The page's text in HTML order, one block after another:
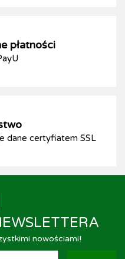
płatności
dane certyfiatem SSL
nowościami!